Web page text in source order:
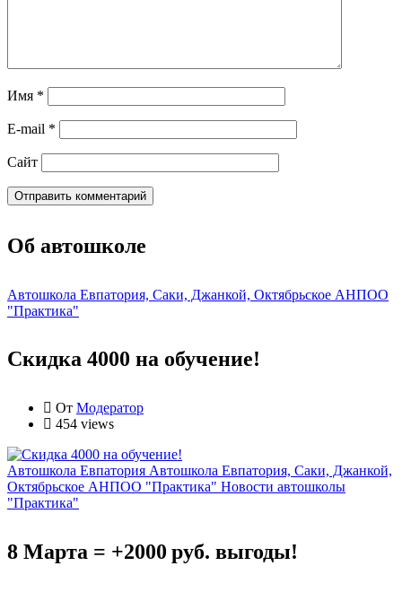
Имя *
E-mail *
Сайт
Об автошколе
Автошкола Евпатория, Саки, Джанкой, Октябрьское АНПОО
"Практика"
Скидка 4000 на обучение!
От Модератор
454 views
Автошкола Евпатория Автошкола Евпатория, Саки, Джанкой,
Октябрьское АНПОО "Практика" Новости автошколы
"Практика"
8 Марта = +2000 руб. выгоды!